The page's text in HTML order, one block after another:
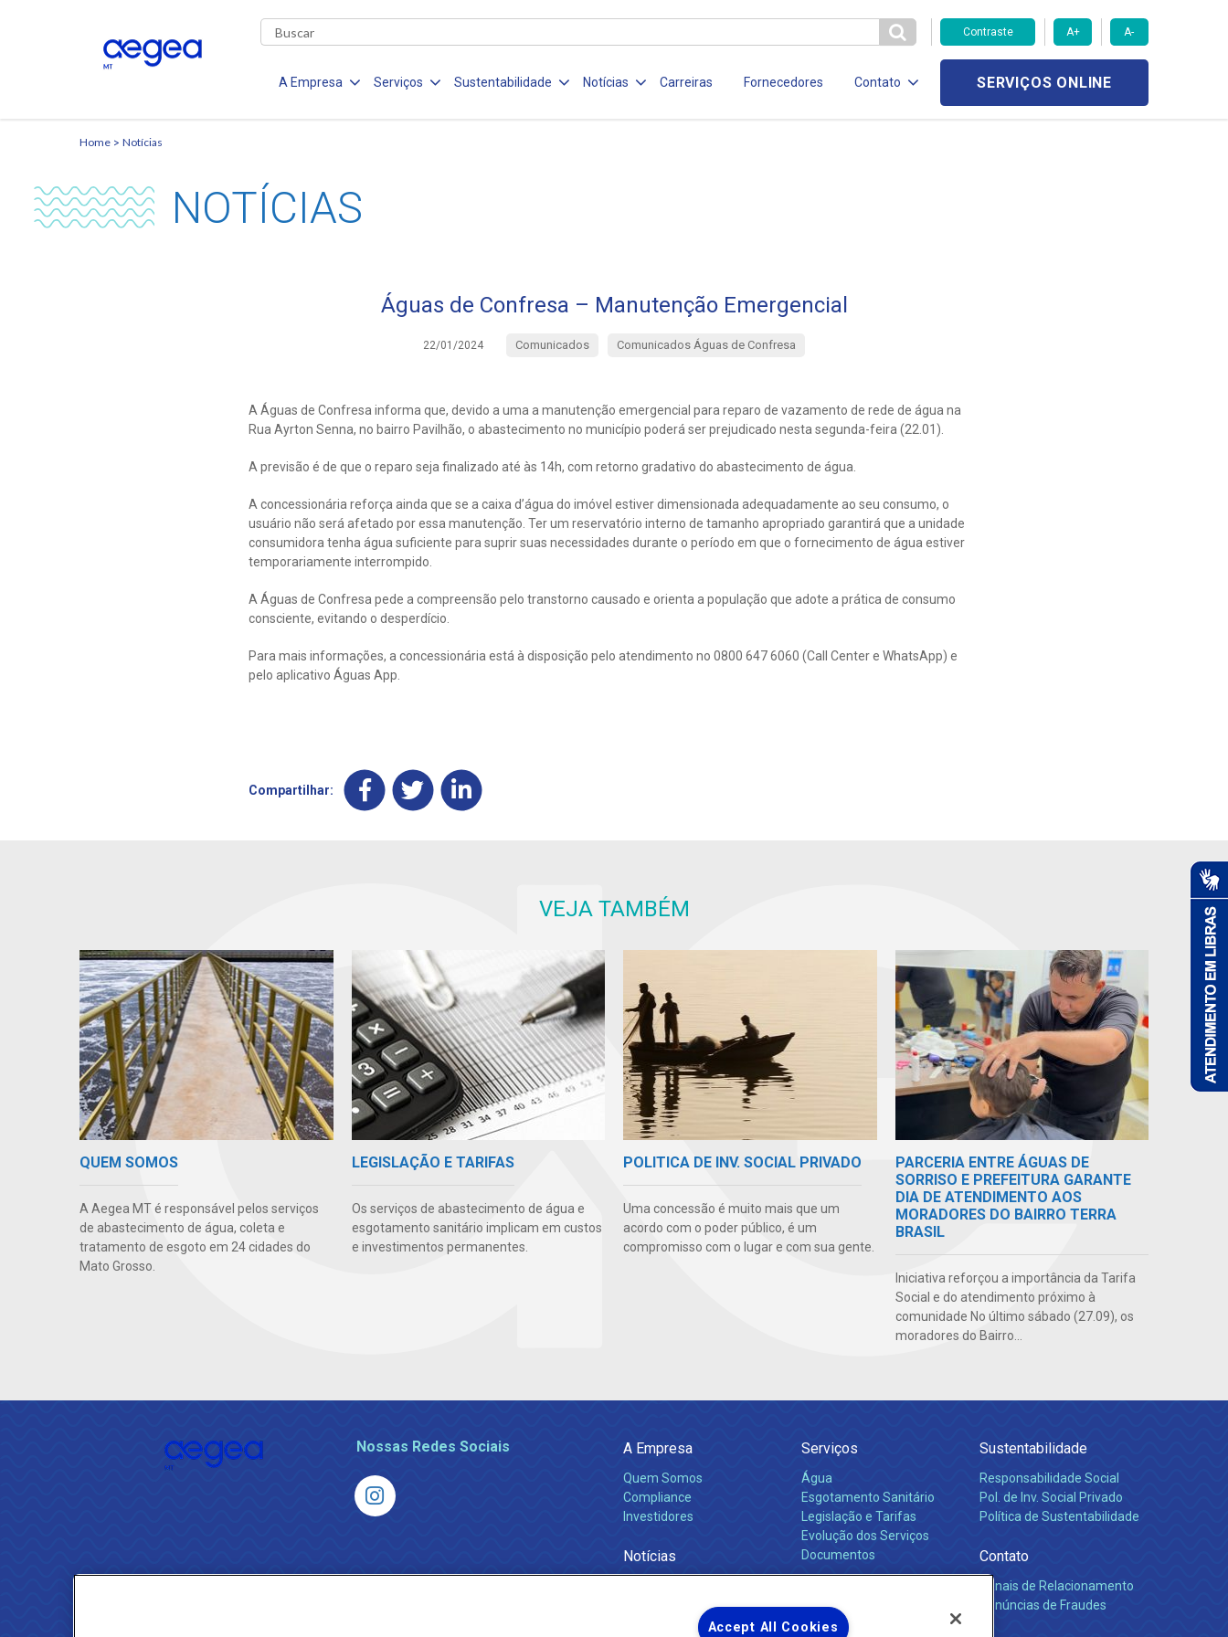
Contraste A+ A-
A Empresa Serviços Sustentabilidade Notícias Carreiras Fornecedores Contato SERVIÇOS ONLINE
Home Notícias
NOTÍCIAS
Águas de Confresa – Manutenção Emergencial
22/01/2024 Comunicados Comunicados Águas de Confresa
A Águas de Confresa informa que, devido a uma a manutenção emergencial para reparo de vazamento de rede de água na
Rua Ayrton Senna, no bairro Pavilhão, o abastecimento no município poderá ser prejudicado nesta segunda-feira (22.01).
A previsão é de que o reparo seja finalizado até às 14h, com retorno gradativo do abastecimento de água.
A concessionária reforça ainda que se a caixa d’água do imóvel estiver dimensionada adequadamente ao seu consumo, o
usuário não será afetado por essa manutenção. Ter um reservatório interno de tamanho apropriado garantirá que a unidade
consumidora tenha água suficiente para suprir suas necessidades durante o período em que o fornecimento de água estiver
temporariamente interrompido.
A Águas de Confresa pede a compreensão pelo transtorno causado e orienta a população que adote a prática de consumo
consciente, evitando o desperdício.
Para mais informações, a concessionária está à disposição pelo atendimento no 0800 647 6060 (Call Center e WhatsApp) e
pelo aplicativo Águas App.
Compartilhar:
VEJA TAMBÉM
QUEM SOMOS
A Aegea MT é responsável pelos serviços
de abastecimento de água, coleta e
tratamento de esgoto em 24 cidades do
Mato Grosso.
LEGISLAÇÃO E TARIFAS
Os serviços de abastecimento de água e
esgotamento sanitário implicam em custos
e investimentos permanentes.
POLITICA DE INV. SOCIAL PRIVADO
Uma concessão é muito mais que um
acordo com o poder público, é um
compromisso com o lugar e com sua gente.
PARCERIA ENTRE ÁGUAS DE
SORRISO E PREFEITURA GARANTE
DIA DE ATENDIMENTO AOS
MORADORES DO BAIRRO TERRA
BRASIL
Iniciativa reforçou a importância da Tarifa
Social e do atendimento próximo à
comunidade No último sábado (27.09), os
moradores do Bairro...
Nossas Redes Sociais A Empresa
Quem Somos
Compliance
Investidores
Notícias
Serviços
Água
Esgotamento Sanitário
Legislação e Tarifas
Evolução dos Serviços
Documentos
Sustentabilidade
Responsabilidade Social
Pol. de Inv. Social Privado
Política de Sustentabilidade
Contato
Canais de Relacionamento
Denúncias de Fraudes
Accept All Cookies